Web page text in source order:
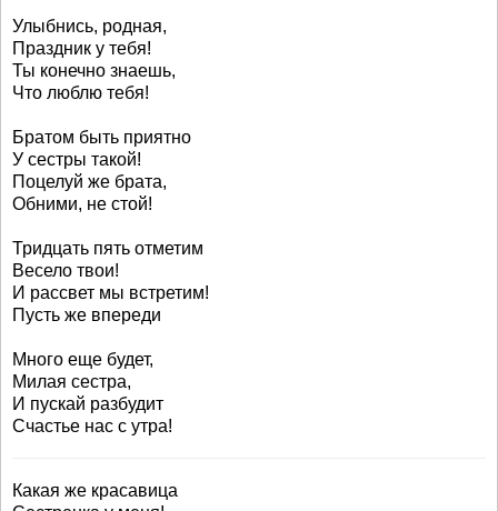
Улыбнись, родная,
Праздник у тебя!
Ты конечно знаешь,
Что люблю тебя!
Братом быть приятно
У сестры такой!
Поцелуй же брата,
Обними, не стой!
Тридцать пять отметим
Весело твои!
И рассвет мы встретим!
Пусть же впереди
Много еще будет,
Милая сестра,
И пускай разбудит
Счастье нас с утра!
Какая же красавица